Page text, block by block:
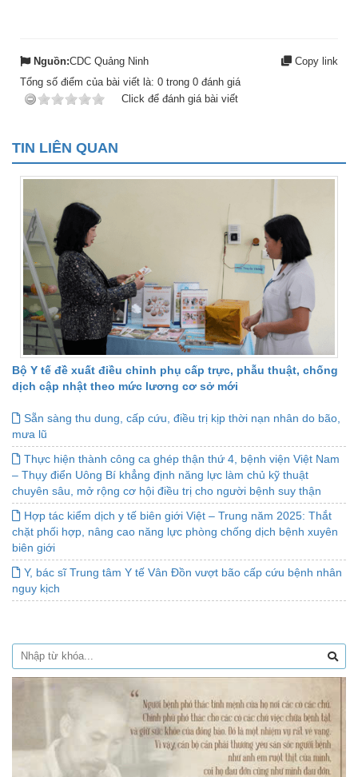
Nguồn:CDC Quảng Ninh
Copy link
Tổng số điểm của bài viết là: 0 trong 0 đánh giá
Click để đánh giá bài viết
TIN LIÊN QUAN
Bộ Y tế đề xuất điều chỉnh phụ cấp trực, phẫu thuật, chống
dịch cập nhật theo mức lương cơ sở mới
Sẵn sàng thu dung, cấp cứu, điều trị kịp thời nạn nhân do bão,
mưa lũ
Thực hiện thành công ca ghép thận thứ 4, bệnh viện Việt Nam
– Thụy điển Uông Bí khẳng định năng lực làm chủ kỹ thuật
chuyên sâu, mở rộng cơ hội điều trị cho người bệnh suy thận
Hợp tác kiểm dịch y tế biên giới Việt – Trung năm 2025: Thắt
chặt phối hợp, nâng cao năng lực phòng chống dịch bệnh xuyên
biên giới
Y, bác sĩ Trung tâm Y tế Vân Đồn vượt bão cấp cứu bệnh nhân
nguy kịch